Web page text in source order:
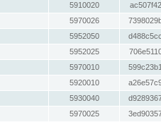
5910020
5970026
5952050
5952025
5970010
5920010
5930040
5970025